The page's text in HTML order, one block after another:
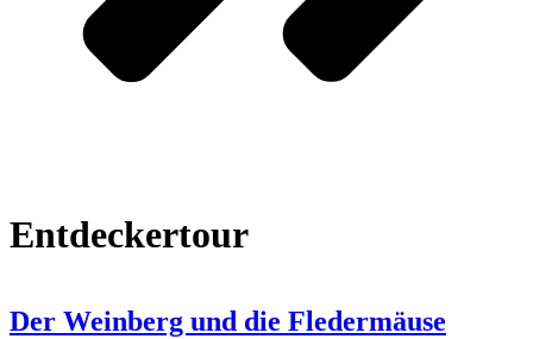
Entdeckertour
Der Weinberg und die Fledermäuse